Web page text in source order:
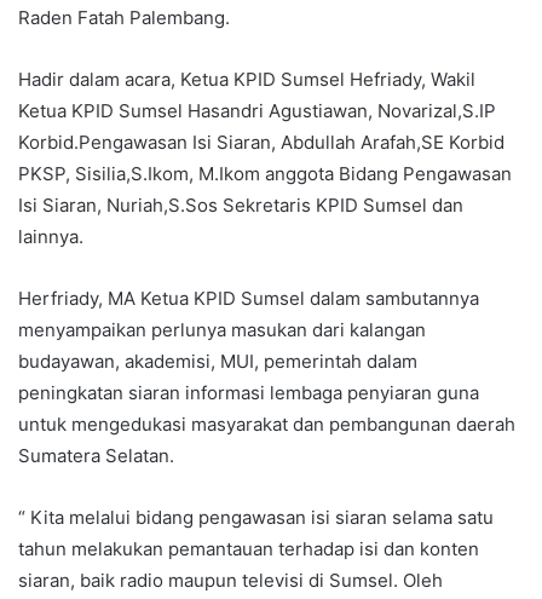
Raden Fatah Palembang.
Hadir dalam acara, Ketua KPID Sumsel Hefriady, Wakil
Ketua KPID Sumsel Hasandri Agustiawan, Novarizal,S.IP
Korbid.Pengawasan Isi Siaran, Abdullah Arafah,SE Korbid
PKSP, Sisilia,S.Ikom, M.Ikom anggota Bidang Pengawasan
Isi Siaran, Nuriah,S.Sos Sekretaris KPID Sumsel dan
lainnya.
Herfriady, MA Ketua KPID Sumsel dalam sambutannya
menyampaikan perlunya masukan dari kalangan
budayawan, akademisi, MUI, pemerintah dalam
peningkatan siaran informasi lembaga penyiaran guna
untuk mengedukasi masyarakat dan pembangunan daerah
Sumatera Selatan.
“ Kita melalui bidang pengawasan isi siaran selama satu
tahun melakukan pemantauan terhadap isi dan konten
siaran, baik radio maupun televisi di Sumsel. Oleh